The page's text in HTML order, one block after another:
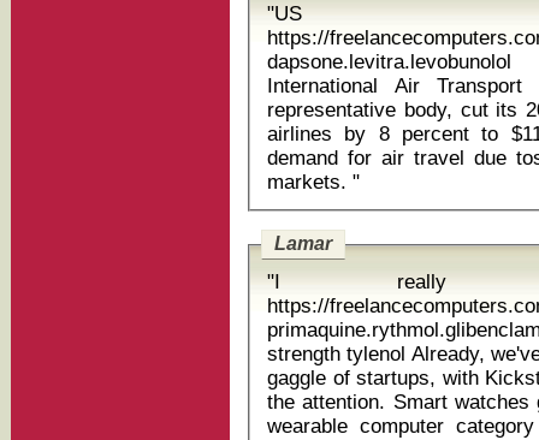
"US
https://
International Air Transport
representative body, cut its
airlines by 8 percent to
demand for air travel due
markets. "
Lamar
"I really
https://
strength tylenol Already, we've seen smart watches from Sony and a
gaggle of startups, with
the attention. Smart
wearable computer